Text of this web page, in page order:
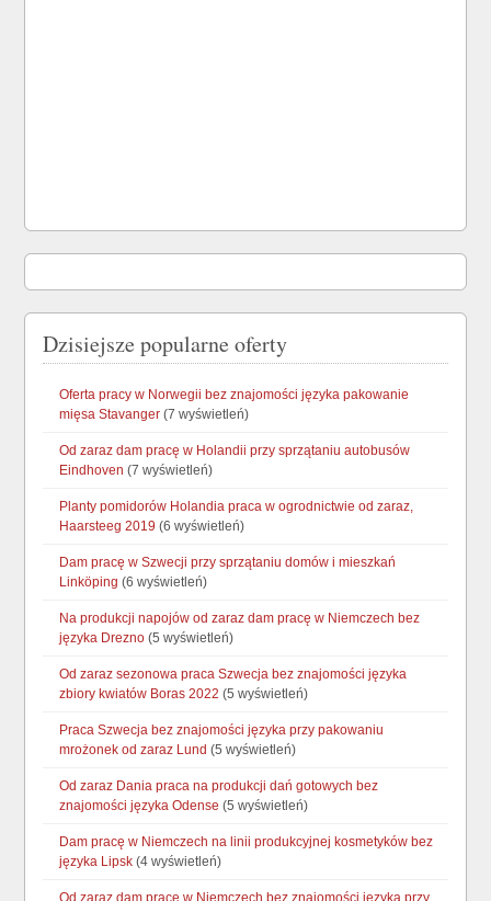
Dzisiejsze popularne oferty
Oferta pracy w Norwegii bez znajomości języka pakowanie
mięsa Stavanger (7 wyświetleń)
Od zaraz dam pracę w Holandii przy sprzątaniu autobusów
Eindhoven (7 wyświetleń)
Planty pomidorów Holandia praca w ogrodnictwie od zaraz,
Haarsteeg 2019 (6 wyświetleń)
Dam pracę w Szwecji przy sprzątaniu domów i mieszkań
Linköping (6 wyświetleń)
Na produkcji napojów od zaraz dam pracę w Niemczech bez
języka Drezno (5 wyświetleń)
Od zaraz sezonowa praca Szwecja bez znajomości języka
zbiory kwiatów Boras 2022 (5 wyświetleń)
Praca Szwecja bez znajomości języka przy pakowaniu
mrożonek od zaraz Lund (5 wyświetleń)
Od zaraz Dania praca na produkcji dań gotowych bez
znajomości języka Odense (5 wyświetleń)
Dam pracę w Niemczech na linii produkcyjnej kosmetyków bez
języka Lipsk (4 wyświetleń)
Od zaraz dam pracę w Niemczech bez znajomości języka przy